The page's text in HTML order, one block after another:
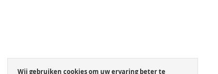
Wij gebruiken cookies om uw ervaring beter te